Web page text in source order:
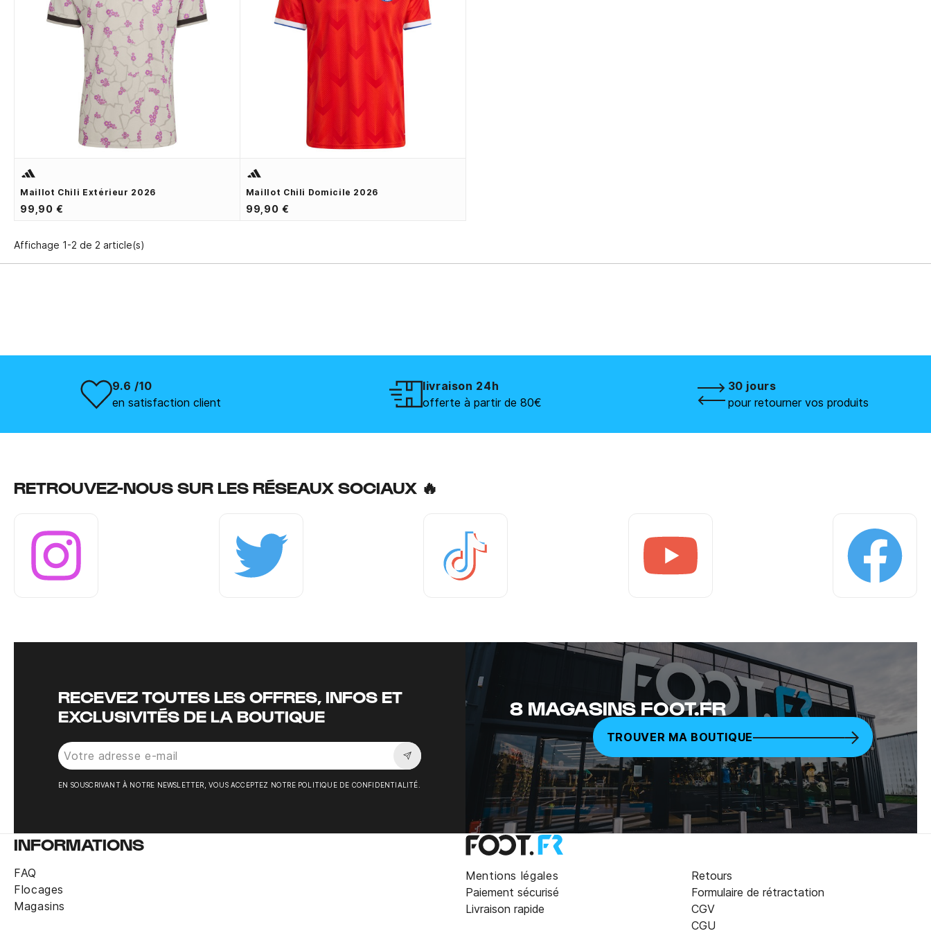
Maillot Chili Extérieur 2026
99,90 €
Maillot Chili Domicile 2026
99,90 €
Affichage 1-2 de 2 article(s)
9.6 /10
en satisfaction client
livraison 24h
offerte à partir de 80€
30 jours
pour retourner vos produits
RETROUVEZ-NOUS SUR LES RÉSEAUX SOCIAUX 🔥
RECEVEZ TOUTES LES OFFRES, INFOS ET
EXCLUSIVITÉS DE LA BOUTIQUE
Souscrire à la newsletter
EN SOUSCRIVANT À NOTRE NEWSLETTER, VOUS ACCEPTEZ NOTRE POLITIQUE DE CONFIDENTIALITÉ.
8 MAGASINS FOOT.FR
TROUVER MA BOUTIQUE
INFORMATIONS
FAQ
Flocages
Magasins
Mentions légales
Paiement sécurisé
Livraison rapide
Retours
Formulaire de rétractation
CGV
CGU